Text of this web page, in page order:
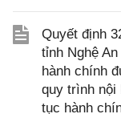
Quyết định
tỉnh Nghệ
hành chính
quy trình nội
tục hành